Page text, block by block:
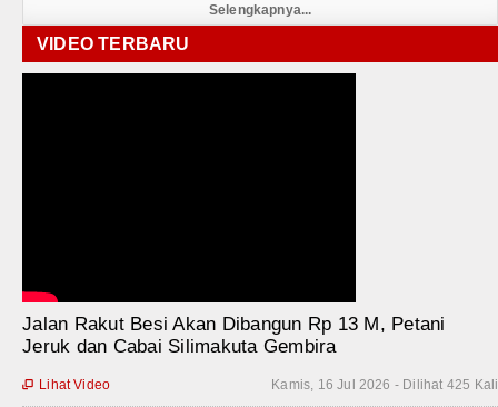
Selengkapnya...
VIDEO TERBARU
Jalan Rakut Besi Akan Dibangun Rp 13 M, Petani
Jeruk dan Cabai Silimakuta Gembira
Kamis, 16 Jul 2026 - Dilihat 425 Kali
 Lihat Video